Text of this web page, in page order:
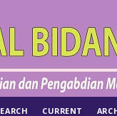
CURRENT